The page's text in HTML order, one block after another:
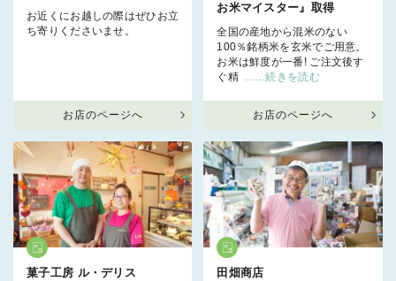
お近くにお越しの際はぜひお立
ち寄りくださいませ。
お店のページへ
お米マイスター』取得
全国の産地から混米のない
100％銘柄米を玄米でご用意。
お米は鮮度が一番! ご注文後す
ぐ精 ……続きを読む
お店のページへ
菓子工房 ル・デリス 田畑商店